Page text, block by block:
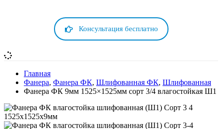
Консультация бесплатно
Главная
Фанера, Фанера ФК, Шлифованная ФК, Шлифованная
Фанера ФК 9мм 1525×1525мм сорт 3/4 влагостойкая Ш1